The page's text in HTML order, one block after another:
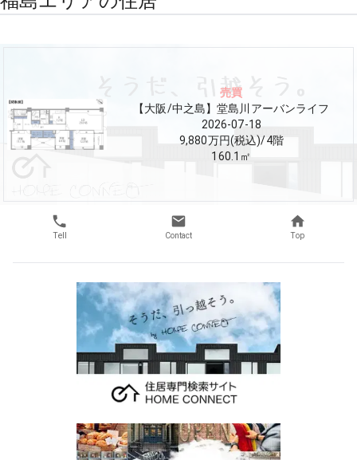
売買
【大阪/中之島】堂島川アーバンライフ
2026-07-18
9,880万円(税込)/4階
160.1 ㎡
Tell Contact Top